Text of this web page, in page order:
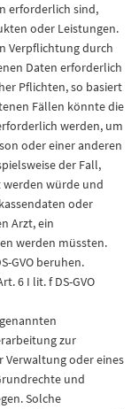
erforderlich sind,
oder Leistungen.
Verpflichtung durch
Daten erforderlich
Pflichten, so basiert
Fällen könnte die
werden, um
oder einer anderen
der Fall,
werden würde und
oder
Arzt, ein
werden müssten.
GVO beruhen.
6 I lit. f DS-GVO
zur
Verwaltung oder eines
und
Solche